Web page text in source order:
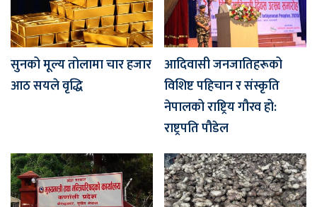
सुनको मूल्य तोलामा चार हजार
आठ सयले वृद्धि
आदिवासी जनजातिहरूको
विशिष्ट पहिचान र संस्कृति
नेपालको राष्ट्रिय गौरव हो:
राष्ट्रपति पौडेल